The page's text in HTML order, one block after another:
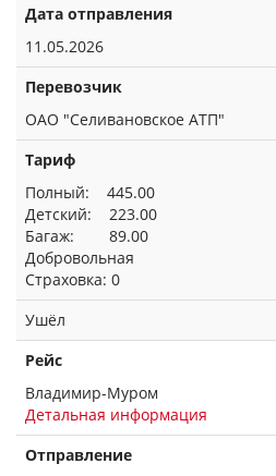
Дата отправления
11.05.2026
Перевозчик
ОАО "Селивановское АТП"
Тариф
Полный: 445.00
Детский: 223.00
Багаж: 89.00
Добровольная
Страховка: 0
Ушёл
Рейс
Владимир-Муром
Детальная информация
Отправление